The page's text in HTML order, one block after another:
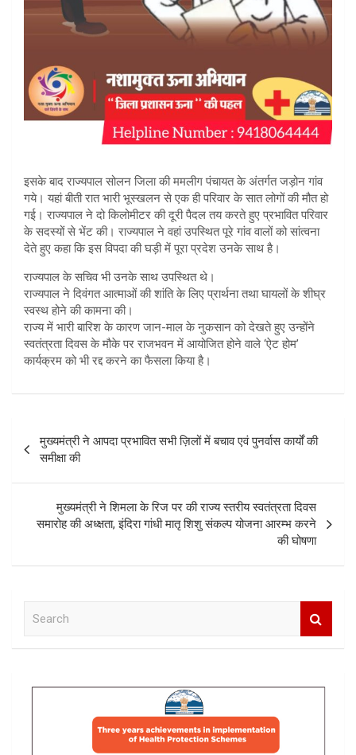
इसके बाद राज्यपाल सोलन जिला की ममलीग पंचायत के अंतर्गत जड़ोन गांव
गये। यहां बीती रात भारी भूस्खलन से एक ही परिवार के सात लोगों की मौत हो
गई। राज्यपाल ने दो किलोमीटर की दूरी पैदल तय करते हुए प्रभावित परिवार
के सदस्यों से भेंट की। राज्यपाल ने वहां उपस्थित पूरे गांव वालों को सांत्वना
देते हुए कहा कि इस विपदा की घड़ी में पूरा प्रदेश उनके साथ है।
राज्यपाल के सचिव भी उनके साथ उपस्थित थे।
राज्यपाल ने दिवंगत आत्माओं की शांति के लिए प्रार्थना तथा घायलों के शीघ्र
स्वस्थ होने की कामना की।
राज्य में भारी बारिश के कारण जान-माल के नुकसान को देखते हुए उन्होंने
स्वतंत्रता दिवस के मौके पर राजभवन में आयोजित होने वाले ‘ऐट होम’
कार्यक्रम को भी रद्द करने का फैसला किया है।
navigation
मुख्यमंत्री ने आपदा प्रभावित सभी ज़िलों में बचाव एवं पुनर्वास कार्यों की
समीक्षा की
मुख्यमंत्री ने शिमला के रिज पर की राज्य स्तरीय स्वतंत्रता दिवस
समारोह की अध्क्षता, इंदिरा गांधी मातृ शिशु संकल्प योजना आरम्भ करने
की घोषणा